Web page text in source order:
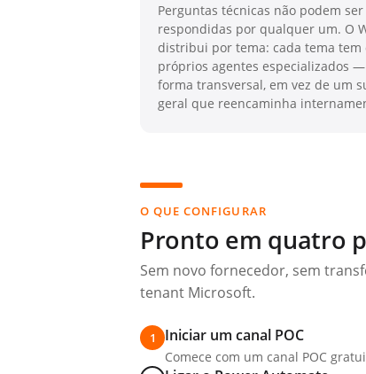
Perguntas técnicas não podem ser
respondidas por qualquer um. O
distribui por tema: cada tema tem
próprios agentes especializados
forma transversal, em vez de um
geral que reencaminha
O QUE CONFIGURAR
Pronto em quatro
Sem novo fornecedor, sem
tenant Microsoft.
1 Iniciar um canal POC
Comece com um canal POC